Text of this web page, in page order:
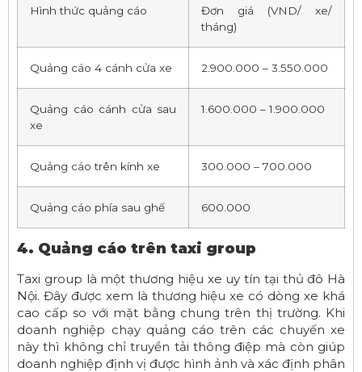
Hình thức quảng cáo
Đơn giá (VND/ xe/
tháng)
Quảng cáo 4 cánh cửa xe 2.900.000 – 3.550.000
Quảng cáo cánh cửa sau
xe
1.600.000 – 1.900.000
Quảng cáo trên kính xe 300.000 – 700.000
Quảng cáo phía sau ghế 600.000
4. Quảng cáo trên taxi group
Taxi group là một thương hiệu xe uy tín tại thủ đô Hà
Nội. Đây được xem là thương hiệu xe có dòng xe khá
cao cấp so với mặt bằng chung trên thị trường. Khi
doanh nghiệp chạy quảng cáo trên các chuyến xe
này thì không chỉ truyền tải thông điệp mà còn giúp
doanh nghiệp định vị được hình ảnh và xác định phân